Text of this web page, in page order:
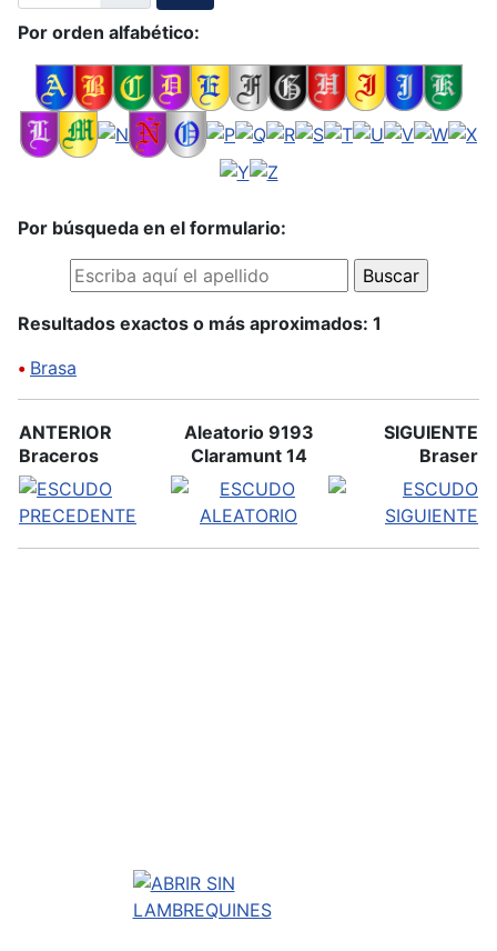
Por orden alfabético:
Por búsqueda en el formulario:
Resultados exactos o más aproximados: 1
• Brasa
ANTERIOR
Braceros
Aleatorio 9193
Claramunt 14
SIGUIENTE
Braser